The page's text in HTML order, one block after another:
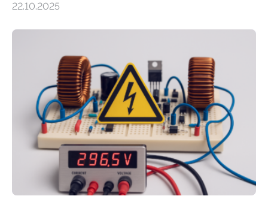
neuen EU-geförderten Transfer-Projekte zu
Energietechnologien werden vom Europäischen
Sozialfonds Plus (ESF+) gefördert – mit einer
Gesamtsumme von mehr als zwei Millionen Euro.
Damit zählt die Hochschule zu den großen
Gewinnerinnen der aktuellen Förderrunde des
Bayerischen Wissenschaftsministeriums. Im
Mittelpunkt steht der direkte Wissenstransfer: Neue
wissenschaftliche Erkenntnisse sollen rasch in die
22.10.2025